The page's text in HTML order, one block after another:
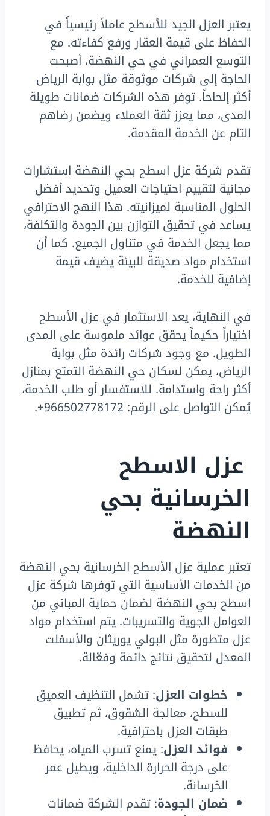
يعتبر العزل الجيد للأسطح عاملاً رئيسياً في
الحفاظ على قيمة العقار ورفع كفاءته. مع
التوسع العمراني في حي النهضة، أصبحت
الحاجة إلى شركات موثوقة مثل بوابة الرياض
أكثر إلحاحاً. توفر هذه الشركات ضمانات طويلة
المدى، مما يعزز ثقة العملاء ويضمن رضاهم
التام عن الخدمة المقدمة.
تقدم شركة عزل اسطح بحي النهضة استشارات
مجانية لتقييم احتياجات العميل وتحديد أفضل
الحلول المناسبة لميزانيته. هذا النهج الاحترافي
يساعد في تحقيق التوازن بين الجودة والتكلفة،
مما يجعل الخدمة في متناول الجميع. كما أن
استخدام مواد صديقة للبيئة يضيف قيمة
إضافية للخدمة.
في النهاية، يعد الاستثمار في عزل الأسطح
اختياراً حكيماً يحقق عوائد ملموسة على المدى
الطويل. مع وجود شركات رائدة مثل بوابة
الرياض، يمكن لسكان حي النهضة التمتع بمنازل
أكثر راحة واستدامة. للاستفسار أو طلب الخدمة،
يُمكن التواصل على الرقم: 966502778172+.
عزل الاسطح
الخرسانية بحي
النهضة
تعتبر عملية عزل الأسطح الخرسانية بحي النهضة
من الخدمات الأساسية التي توفرها شركة عزل
اسطح بحي النهضة لضمان حماية المباني من
العوامل الجوية والتسريبات. يتم استخدام مواد
عزل متطورة مثل البولي يوريثان والأسفلت
المعدل لتحقيق نتائج دائمة وفعّالة.
خطوات العزل: تشمل التنظيف العميق
للسطح، معالجة الشقوق، ثم تطبيق
طبقات العزل باحترافية.
فوائد العزل: يمنع تسرب المياه، يحافظ
على درجة الحرارة الداخلية، ويطيل عمر
الخرسانة.
ضمان الجودة: تقدم الشركة ضمانات